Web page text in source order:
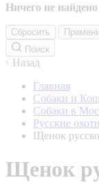
Ничего не найдено
Сбросить
Поиск
Назад
Главная
Собаки и
Собаки в
Русские
Щенок
Щенок